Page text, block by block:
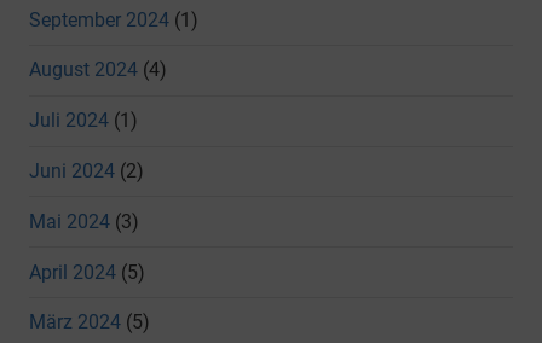
September 2024 (1)
August 2024 (4)
Juli 2024 (1)
Juni 2024 (2)
Mai 2024 (3)
April 2024 (5)
März 2024 (5)